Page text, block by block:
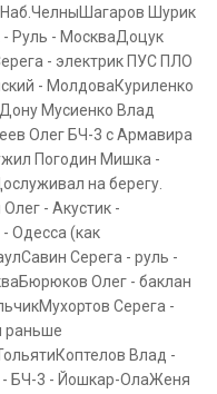
Шурик
Руль - МоскваДоцук
- электрик ПУС ПЛО
- МолдоваКуриленко
Мусиенко Влад
Олег БЧ-3 с Армавира
Погодин Мишка -
на берегу.
- Акустик -
Одесса (как
Серега - руль -
Олег - баклан
Серега -
раньше
Влад -
- БЧ-3 - Йошкар-ОлаЖеня